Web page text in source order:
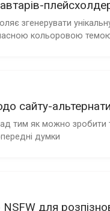
автарів-
згенерувати
кольоровою
сайту-
тим як можно зробити
думки
для